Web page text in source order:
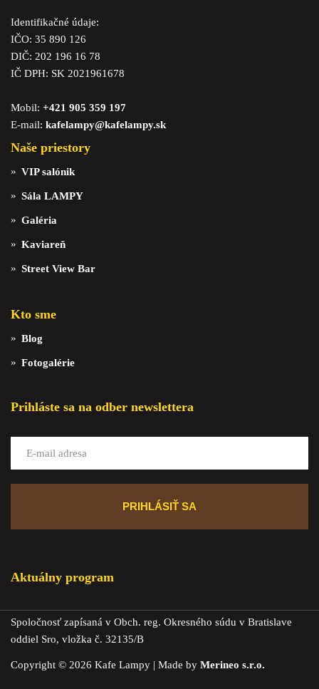
Identifikačné údaje:
IČO: 35 890 126
DIČ: 202 196 16 78
IČ DPH: SK 2021961678
Mobil: +421 905 359 197
E-mail: kafelampy@kafelampy.sk
Naše priestory
VIP salónik
Sála LAMPY
Galéria
Kaviareň
Street View Bar
Kto sme
Blog
Fotogalérie
Prihláste sa na odber newslettera
Aktuálny program
Spoločnosť zapísaná v Obch. reg. Okresného súdu v Bratislave
oddiel Sro, vložka č. 32135/B
Copyright © 2026 Kafe Lampy | Made by Merineo s.r.o.